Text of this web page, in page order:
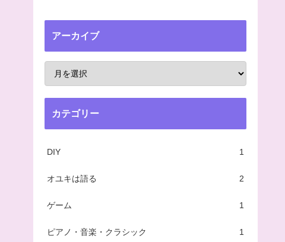
アーカイブ
カテゴリー
DIY 1
オユキは語る 2
ゲーム 1
ピアノ・音楽・クラシック 1